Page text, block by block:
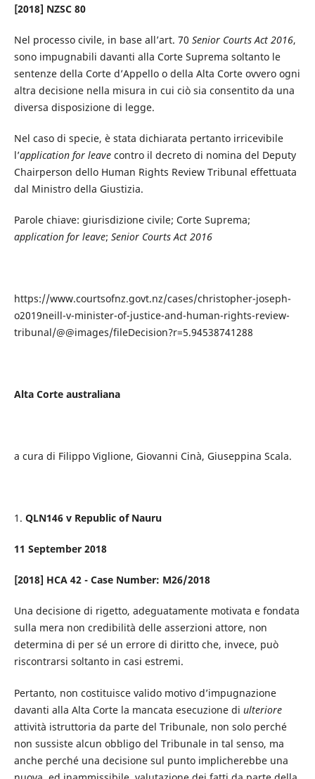
[2018] NZSC 80
Nel processo civile, in base all’art. 70 Senior Courts Act 2016,
sono impugnabili davanti alla Corte Suprema soltanto le
sentenze della Corte d’Appello o della Alta Corte ovvero ogni
altra decisione nella misura in cui ciò sia consentito da una
diversa disposizione di legge.
Nel caso di specie, è stata dichiarata pertanto irricevibile
l’application for leave contro il decreto di nomina del Deputy
Chairperson dello Human Rights Review Tribunal effettuata
dal Ministro della Giustizia.
Parole chiave: giurisdizione civile; Corte Suprema;
application for leave; Senior Courts Act 2016
https://www.courtsofnz.govt.nz/cases/christopher-joseph-
o2019neill-v-minister-of-justice-and-human-rights-review-
tribunal/@@images/fileDecision?r=5.94538741288
Alta Corte australiana
a cura di Filippo Viglione, Giovanni Cinà, Giuseppina Scala.
1. QLN146 v Republic of Nauru
11 September 2018
[2018] HCA 42 - Case Number: M26/2018
Una decisione di rigetto, adeguatamente motivata e fondata
sulla mera non credibilità delle asserzioni attore, non
determina di per sé un errore di diritto che, invece, può
riscontrarsi soltanto in casi estremi.
Pertanto, non costituisce valido motivo d’impugnazione
davanti alla Alta Corte la mancata esecuzione di ulteriore
attività istruttoria da parte del Tribunale, non solo perché
non sussiste alcun obbligo del Tribunale in tal senso, ma
anche perché una decisione sul punto implicherebbe una